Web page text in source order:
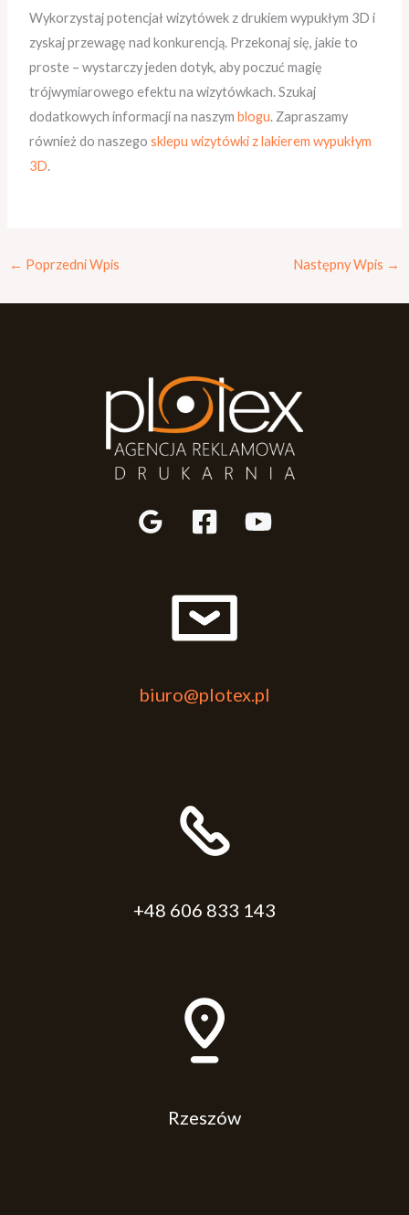
Wykorzystaj potencjał wizytówek z drukiem wypukłym 3D i
zyskaj przewagę nad konkurencją. Przekonaj się, jakie to
proste – wystarczy jeden dotyk, aby poczuć magię
trójwymiarowego efektu na wizytówkach. Szukaj
dodatkowych informacji na naszymblogu. Zapraszamy
również do naszegosklepu wizytówki z lakierem wypukłym
3D.
← Poprzedni Wpis Następny Wpis →
biuro@plotex.pl
+48 606 833 143
Rzeszów